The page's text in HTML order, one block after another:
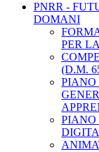
PNRR -
DOMANI
PER
(D.M.
PIANO
PIANO